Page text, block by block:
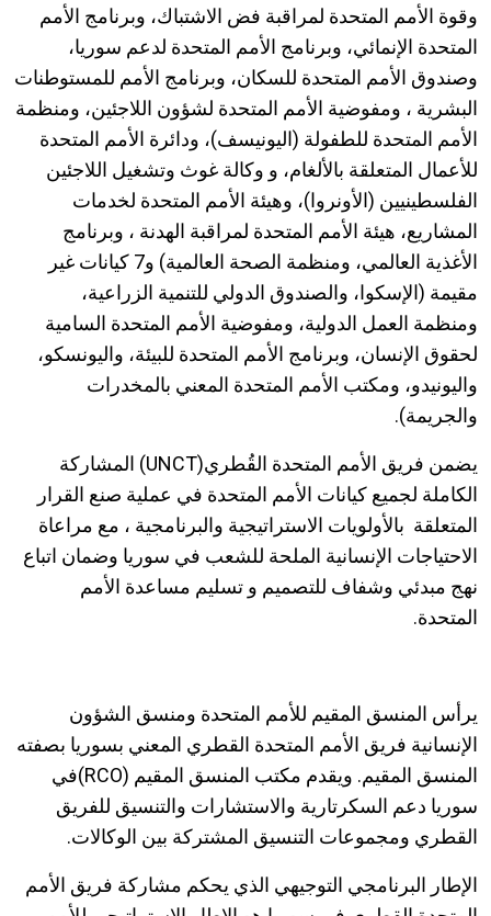
وقوة الأمم المتحدة لمراقبة فض الاشتباك، وبرنامج الأمم
المتحدة الإنمائي، وبرنامج الأمم المتحدة لدعم سوريا،
وصندوق الأمم المتحدة للسكان، وبرنامج الأمم للمستوطنات
البشرية ، ومفوضية الأمم المتحدة لشؤون اللاجئين، ومنظمة
الأمم المتحدة للطفولة (اليونيسف)، ودائرة الأمم المتحدة
للأعمال المتعلقة بالألغام، و وكالة غوث وتشغيل اللاجئين
الفلسطينيين (الأونروا)، وهيئة الأمم المتحدة لخدمات
المشاريع، هيئة الأمم المتحدة لمراقبة الهدنة ، وبرنامج
الأغذية العالمي، ومنظمة الصحة العالمية) و7 كيانات غير
مقيمة (الإسكوا، والصندوق الدولي للتنمية الزراعية،
ومنظمة العمل الدولية، ومفوضية الأمم المتحدة السامية
لحقوق الإنسان، وبرنامج الأمم المتحدة للبيئة، واليونسكو،
واليونيدو، ومكتب الأمم المتحدة المعني بالمخدرات
والجريمة).
يضمن فريق الأمم المتحدة القُطري(UNCT) المشاركة
الكاملة لجميع كيانات الأمم المتحدة في عملية صنع القرار
المتعلقة بالأولويات الاستراتيجية والبرنامجية ، مع مراعاة
الاحتياجات الإنسانية الملحة للشعب في سوريا وضمان اتباع
نهج مبدئي وشفاف للتصميم و تسليم مساعدة الأمم
المتحدة.
يرأس المنسق المقيم للأمم المتحدة ومنسق الشؤون
الإنسانية فريق الأمم المتحدة القطري المعني بسوريا بصفته
المنسق المقيم. ويقدم مكتب المنسق المقيم (RCO)في
سوريا دعم السكرتارية والاستشارات والتنسيق للفريق
القطري ومجموعات التنسيق المشتركة بين الوكالات.
الإطار البرنامجي التوجيهي الذي يحكم مشاركة فريق الأمم